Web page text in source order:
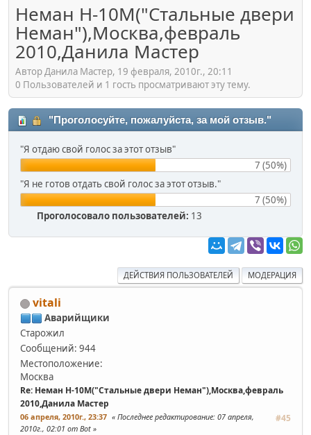
Неман Н-10М("Стальные двери
Неман"),Москва,февраль
2010,Данила Мастер
Автор Данила Мастер, 19 февраля, 2010г., 20:11
0 Пользователей и 1 гость просматривают эту тему.
"Проголосуйте, пожалуйста, за мой отзыв."
"Я отдаю свой голос за этот отзыв"
7 (50%)
"Я не готов отдать свой голос за этот отзыв."
7 (50%)
Проголосовало пользователей: 13
ДЕЙСТВИЯ ПОЛЬЗОВАТЕЛЕЙ МОДЕРАЦИЯ
vitali
Аварийщики
Старожил
Сообщений: 944
Местоположение:
Москва
Re: Неман Н-10М("Стальные двери Неман"),Москва,февраль
2010,Данила Мастер
06 апреля, 2010г., 23:37 #45
Последнее редактирование: 07 апреля,
2010г., 02:01 от Bot